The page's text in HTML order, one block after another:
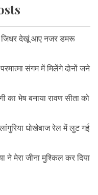
जिधर देखूं आए नजर डमरू
संगम में मिलेंगे दोनों जने
का भेष बनाया रावण सीता को
धोखेबाज रेल में लुट गई
ने मेरा जीना मुश्किल कर दिया